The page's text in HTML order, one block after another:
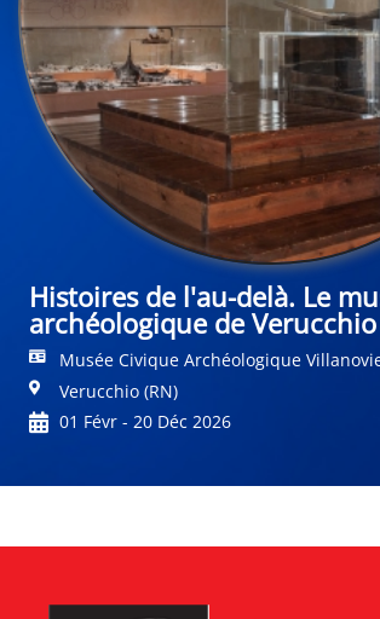
Histoires de l'au-delà. Le
archéologique de Verucchio
Musée Civique Archéologique
Verucchio (RN)
01 Févr - 20 Déc 2026